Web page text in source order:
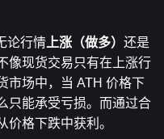
论行情 上涨（做多） 还是
像现货交易只有在上涨行
市场中，当 ATH 价格下
只能承受亏损。而通过合
价格下跌中获利。